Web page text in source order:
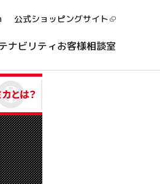
公式ショッピングサイト
ナビリティお客様相談室